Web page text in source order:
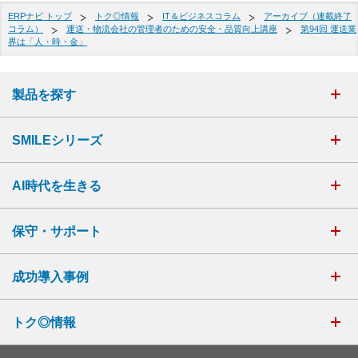
ERPナビ トップ トク◎情報 IT＆ビジネスコラム
アーカイブ（連載終了
コラム）
運送・物流会社の管理者のための安全・品質向上講座
第94回 運送業
界は「人・時・金」
製品を探す
SMILEシリーズ
AI時代を生きる
保守・サポート
成功導入事例
トク◎情報